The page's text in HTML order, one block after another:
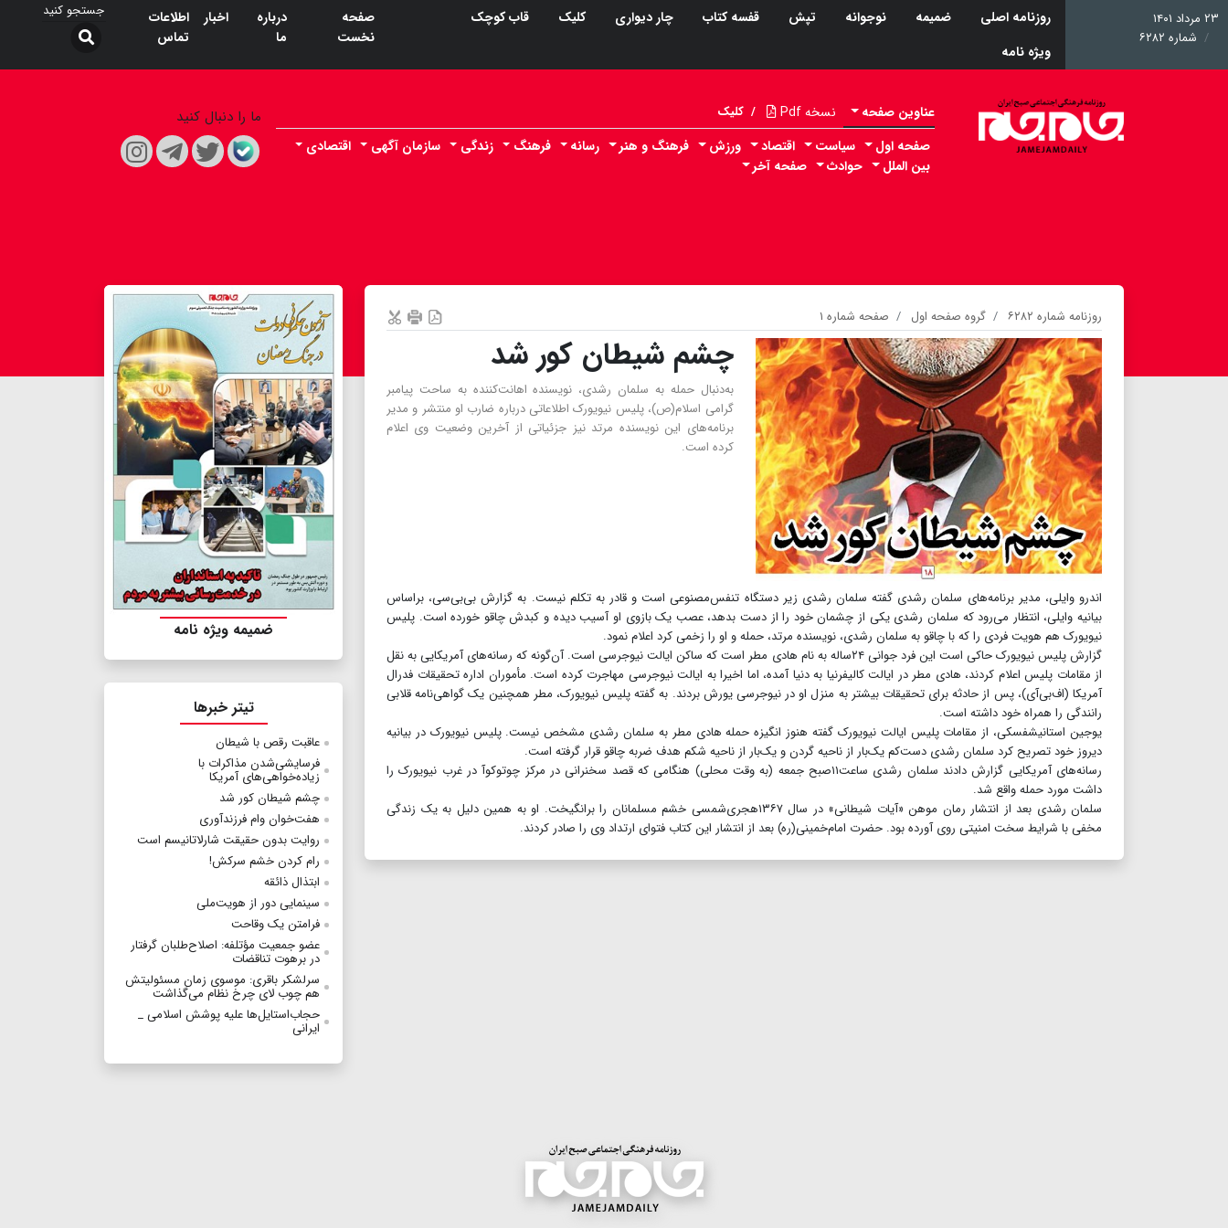
۲۳ مرداد ۱۴۰۱
شماره ۶۲۸۲
روزنامه اصلی ضمیمه نوجوانه تپش قفسه کتاب چار دیواری کلیک
قاب کوچک
ویژه نامه
صفحه
نخست
درباره
ما
اخبار
اطلاعات
تماس
عناوین صفحه نسخه Pdf / کلیک
صفحه اول سیاست اقتصاد ورزش فرهنگ و هنر رسانه فرهنگ زندگی سازمان آگهی
اقتصادی
بین الملل
حوادث صفحه آخر
ما را دنبال کنید
روزنامه شماره ۶۲۸۲ گروه صفحه اول صفحه شماره ۱
چشم شیطان کور شد
به‌دنبال حمله به سلمان رشدی، نویسنده اهانت‌کننده به ساحت پیامبر
گرامی اسلام(ص)، پلیس نیویورک اطلاعاتی درباره ضارب او منتشر و مدیر
برنامه‌های این نویسنده مرتد نیز جزئیاتی از آخرین وضعیت وی اعلام
کرده است.
اندرو وایلی، مدیر برنامه‌های سلمان رشدی گفته سلمان رشدی زیر دستگاه تنفس‌مصنوعی است و قادر به تکلم نیست. به گزارش بی‌بی‌سی، براساس
بیانیه وایلی، انتظار می‌رود که سلمان رشدی یکی از چشمان خود را از دست بدهد، عصب یک بازوی او آسیب دیده و کبدش چاقو خورده است. پلیس
نیویورک هم هویت فردی را که با چاقو به سلمان رشدی، نویسنده مرتد، حمله و او را زخمی کرد اعلام نمود.
گزارش پلیس نیویورک‌ حاکی است این فرد جوانی ۲۴ساله به نام هادی مطر است که ساکن ایالت نیوجرسی است. آن‌گونه که رسانه‌های آمریکایی به نقل
از مقامات پلیس اعلام کردند، هادی مطر در ایالت کالیفرنیا به دنیا آمده، اما اخیرا به ایالت نیوجرسی مهاجرت کرده است. مأموران اداره تحقیقات فدرال
آمریکا (اف‌بی‌آی)، پس از حادثه برای تحقیقات بیشتر به منزل او در نیوجرسی یورش بردند. به گفته پلیس نیویورک، مطر همچنین یک گواهی‌نامه قلابی
رانندگی را همراه خود داشته است.
یوجین استانیشفسکی، از مقامات پلیس ایالت نیویورک گفته هنوز انگیزه حمله هادی مطر به سلمان رشدی مشخص نیست. پلیس نیویورک در بیانیه
دیروز خود تصریح کرد سلمان رشدی دست‌کم یک‌بار از ناحیه گردن و یک‌بار از ناحیه شکم هدف ضربه چاقو قرار گرفته است.
رسانه‌های آمریکایی گزارش دادند سلمان رشدی ساعت۱۱صبح جمعه (به وقت محلی) هنگامی که قصد سخنرانی در مرکز چوتوکوآ در غرب نیویورک را
داشت مورد حمله واقع شد.
سلمان رشدی بعد از انتشار رمان موهن «آیات شیطانی» در سال ۱۳۶۷هجری‌شمسی خشم مسلمانان را برانگیخت. او به همین دلیل به یک زندگی
مخفی با شرایط سخت امنیتی روی آورده بود. حضرت امام‌خمینی(ره) بعد از انتشار این کتاب فتوای ارتداد وی را صادر کردند.
ضمیمه ویژه نامه
تیتر خبرها
عاقبت رقص با شیطان
فرسایشی‌شدن مذاکرات با
زیاده‌خواهی‌های آمریکا
چشم شیطان کور شد
هفت‌خوان وام فرزندآوری
روایت بدون حقیقت شارلاتانیسم است
رام کردن خشم سرکش!
ابتذال ذائقه
سینمایی دور از هویت‌ملی
فرامتن یک وقاحت
عضو جمعیت مؤتلفه: اصلاح‌طلبان گرفتار
در برهوت تناقضات
سرلشکر باقری: موسوی زمان مسئولیتش
هم چوب لای چرخ نظام می‌گذاشت
حجاب‌استایل‌ها علیه پوشش اسلامی _
ایرانی